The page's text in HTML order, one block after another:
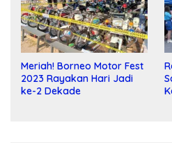
Meriah! Borneo Motor Fest
2023 Rayakan Hari Jadi
ke-2 Dekade